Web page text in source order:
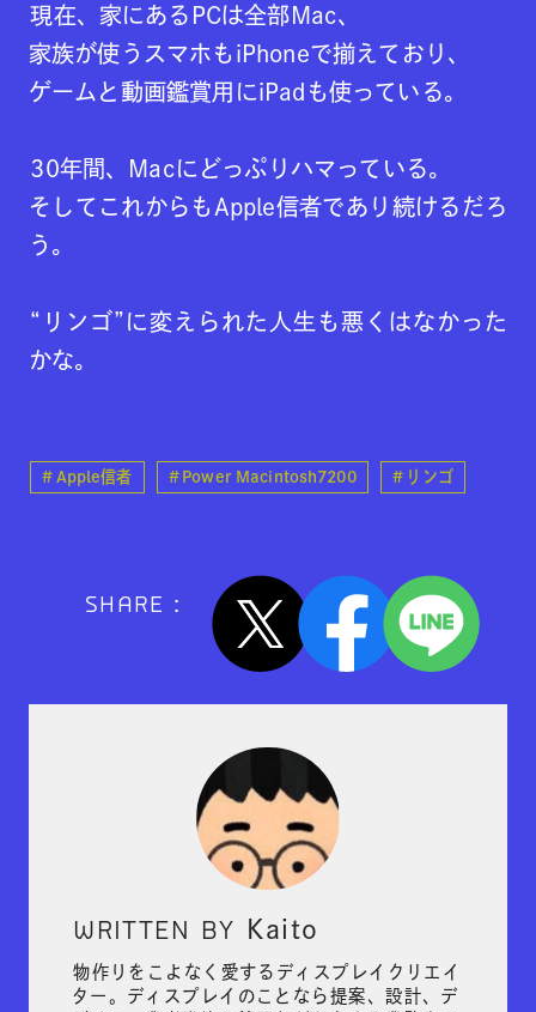
現在、家にあるPCは全部Mac、
家族が使うスマホもiPhoneで揃えており、
ゲームと動画鑑賞用にiPadも使っている。
30年間、Macにどっぷりハマっている。
そしてこれからもApple信者であり続けるだろ
う。
“リンゴ”に変えられた人生も悪くはなかった
かな。
Apple信者 Power Macintosh7200 リンゴ
SHARE :
WRITTEN BY Kaito
物作りをこよなく愛するディスプレイクリエイ
ター。ディスプレイのことなら提案、設計、デ